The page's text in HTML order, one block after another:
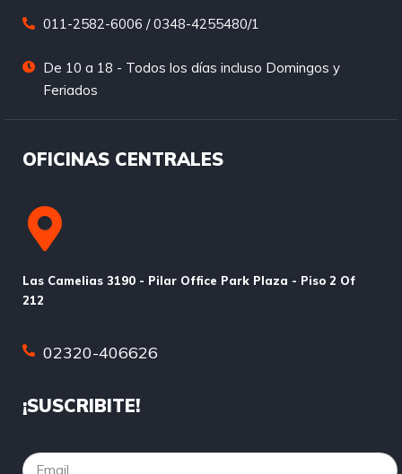
011-2582-6006 / 0348-4255480/1
De 10 a 18 - Todos los días incluso Domingos y
Feriados
OFICINAS CENTRALES
Las Camelias 3190 - Pilar Office Park Plaza - Piso 2 Of
212
02320-406626
¡SUSCRIBITE!